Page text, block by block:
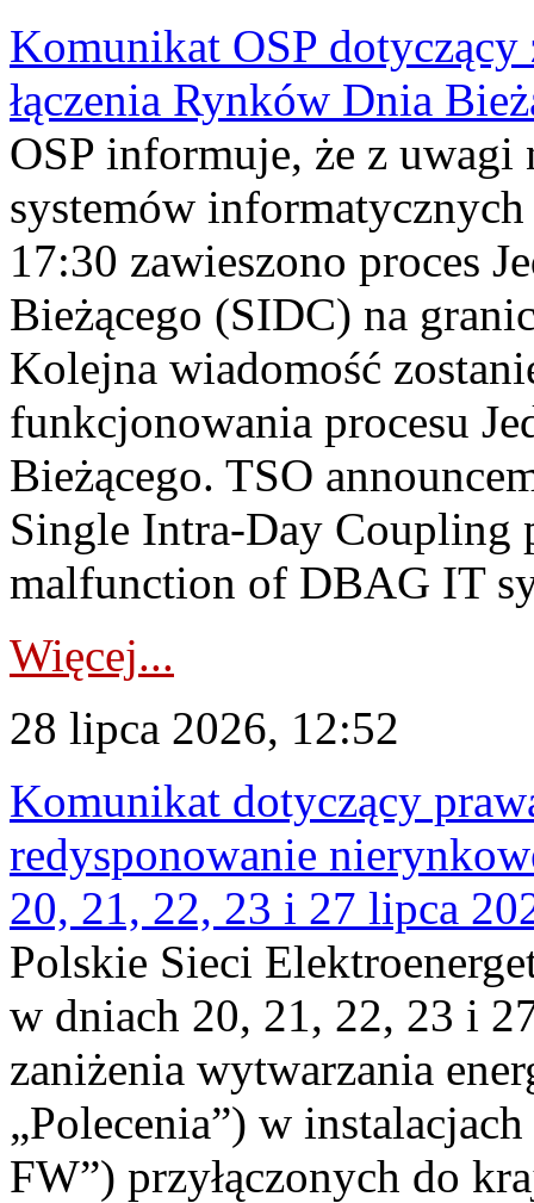
Komunikat OSP dotyczący
łączenia Rynków Dnia
OSP informuje, że z uwagi
systemów
17:30 zawieszono proces
Bieżącego (SIDC) na
Kolejna wiadomość
funkcjonowania procesu
Bieżącego. TSO
Single Intra-Day Coupling
malfunction of DBAG IT
Więcej...
28 lipca 2026, 12:52
Komunikat dotyczący
redysponowanie
20, 21, 22, 23 i 27 lipca
Polskie Sieci
w dniach 20, 21, 22, 23 i
zaniżenia wytwarzania
„Polecenia”) w
FW”) przyłączonych do